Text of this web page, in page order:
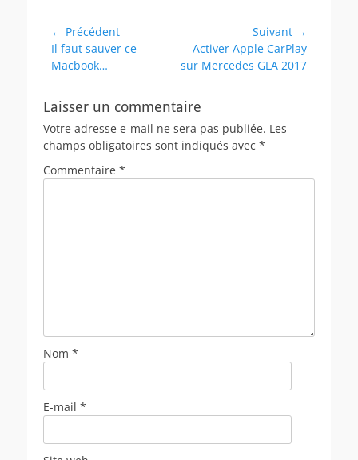
Navigation
de
l’article
← Précédent
Article
précédent :
Il faut sauver ce
Macbook…
Suivant →
Article
suivant :
Activer Apple CarPlay
sur Mercedes GLA 2017
Laisser un commentaire
Votre adresse e-mail ne sera pas publiée. Les
champs obligatoires sont indiqués avec *
Commentaire *
Nom *
E-mail *